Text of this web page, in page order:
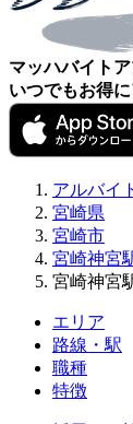
マッハバイト
いつでもお得
アルバイ
宮崎県
宮崎市
宮崎神宮
宮崎神宮
エリア
路線・駅
職種
特徴